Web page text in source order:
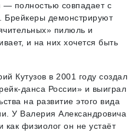
полностью совпадает с
Брейкеры демонстрируют
пилюль и
и на них хочется быть
Кутузов в 2001 году создал
данса России» и выиграл
на развитие этого вида
У Валерия Александровича
как физиолог он не устаёт